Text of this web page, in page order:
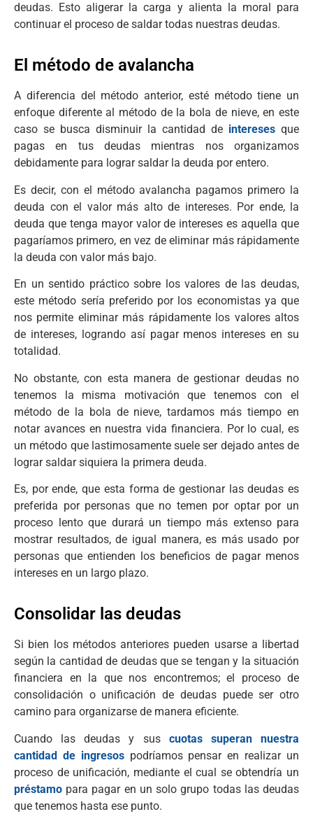
deudas. Esto aligerar la carga y alienta la moral para
continuar el proceso de saldar todas nuestras deudas.
El método de avalancha
A diferencia del método anterior, esté método tiene un
enfoque diferente al método de la bola de nieve, en este
caso se busca disminuir la cantidad de intereses que
pagas en tus deudas mientras nos organizamos
debidamente para lograr saldar la deuda por entero.
Es decir, con el método avalancha pagamos primero la
deuda con el valor más alto de intereses. Por ende, la
deuda que tenga mayor valor de intereses es aquella que
pagaríamos primero, en vez de eliminar más rápidamente
la deuda con valor más bajo.
En un sentido práctico sobre los valores de las deudas,
este método sería preferido por los economistas ya que
nos permite eliminar más rápidamente los valores altos
de intereses, logrando así pagar menos intereses en su
totalidad.
No obstante, con esta manera de gestionar deudas no
tenemos la misma motivación que tenemos con el
método de la bola de nieve, tardamos más tiempo en
notar avances en nuestra vida financiera. Por lo cual, es
un método que lastimosamente suele ser dejado antes de
lograr saldar siquiera la primera deuda.
Es, por ende, que esta forma de gestionar las deudas es
preferida por personas que no temen por optar por un
proceso lento que durará un tiempo más extenso para
mostrar resultados, de igual manera, es más usado por
personas que entienden los beneficios de pagar menos
intereses en un largo plazo.
Consolidar las deudas
Si bien los métodos anteriores pueden usarse a libertad
según la cantidad de deudas que se tengan y la situación
financiera en la que nos encontremos; el proceso de
consolidación o unificación de deudas puede ser otro
camino para organizarse de manera eficiente.
Cuando las deudas y sus
cuotas superan nuestra
cantidad de ingresospodríamos pensar en realizar un
proceso de unificación, mediante el cual se obtendría un
préstamo para pagar en un solo grupo todas las deudas
que tenemos hasta ese punto.